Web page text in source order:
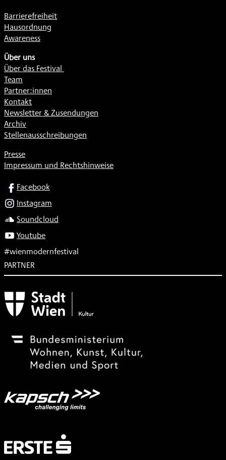
Barrierefreiheit
Hausordnung
Awareness
Über uns
Über das Festival
Team
Partner:innen
Kontakt
Newsletter & Zusendungen
Archiv
Stellenausschreibungen
Presse
Impressum und Rechtshinweise
SOCIALFacebook
Instagram
Soundcloud
Youtube
#wienmodernfestival
PARTNER
Subventionsgeber